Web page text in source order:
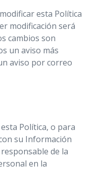
esta Política
modificación será
cambios son
un aviso más
aviso por correo
Política, o para
su Información
de la
en la